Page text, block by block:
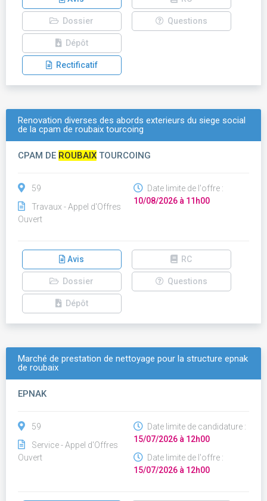
Dossier Questions
Dépôt
Rectificatif
Renovation diverses des abords exterieurs du siege social
de la cpam de roubaix tourcoing
CPAM DE ROUBAIX TOURCOING
59
Travaux - Appel d'Offres
Ouvert
Date limite de l'offre :
10/08/2026 à 11h00
Avis RC
Dossier Questions
Dépôt
Marché de prestation de nettoyage pour la structure epnak
de roubaix
EPNAK
59
Service - Appel d'Offres
Ouvert
Date limite de candidature :
15/07/2026 à 12h00
Date limite de l'offre :
15/07/2026 à 12h00